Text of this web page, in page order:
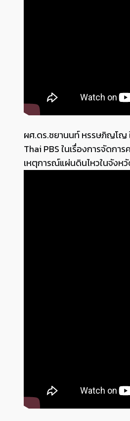
ผศ.ดร.ชยานนท์ หรรษภิญโญ
Thai PBS ในเรื่องการจัดกา
เหตุการณ์แผ่นดินไหวในจังหวั